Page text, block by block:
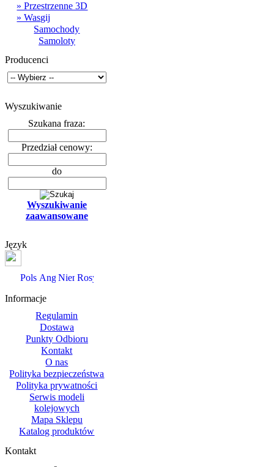
» Przestrzenne 3D
» Wasgij
Samochody
Samoloty
Producenci
Wyszukiwanie
Szukana fraza:
Przedział cenowy:
do
Wyszukiwanie
zaawansowane
Język
Informacje
Regulamin
Dostawa
Punkty Odbioru
Kontakt
O nas
Polityka bezpieczeństwa
Polityka prywatności
Serwis modeli
kolejowych
Mapa Sklepu
Katalog produktów
Kontakt